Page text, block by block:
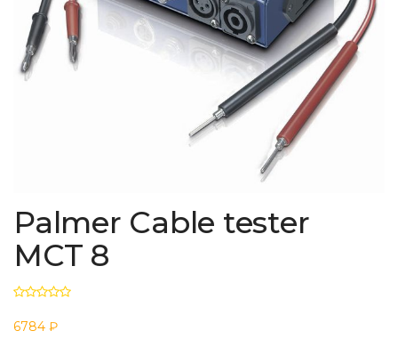
Palmer Cable tester
MCT 8
6784 ₽